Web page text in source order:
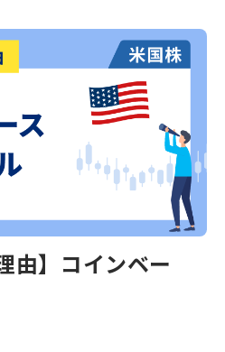
由】コインベー